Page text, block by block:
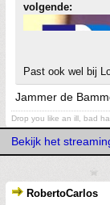
volgende:
Past ook wel bij
Jammer de
Drop you like an ill, bad
Bekijk het
RobertoCarlos